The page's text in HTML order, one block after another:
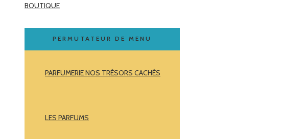
BOUTIQUE
PERMUTATEUR DE MENU
PARFUMERIE NOS TRÉSORS CACHÉS
LES PARFUMS